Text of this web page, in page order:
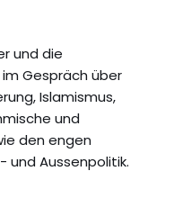
und die
Gespräch über
Islamismus,
und
den engen
und Aussenpolitik.